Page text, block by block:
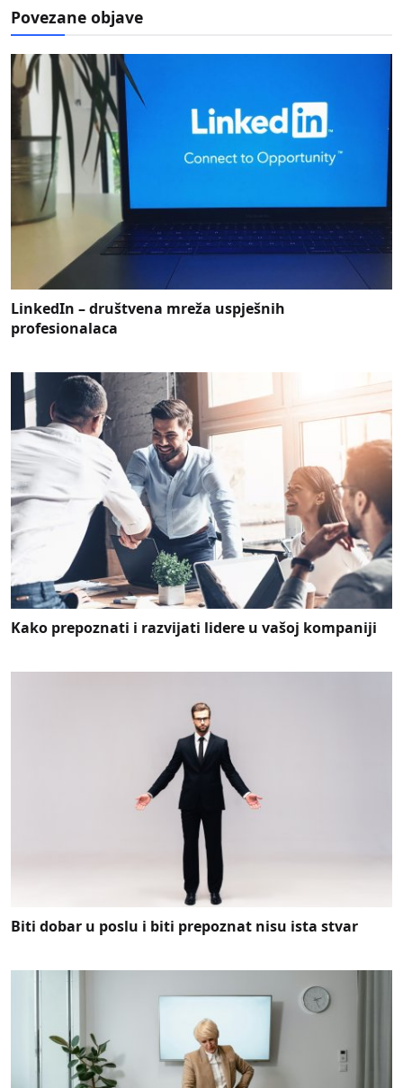
Povezane objave
LinkedIn – društvena mreža uspješnih
profesionalaca
Kako prepoznati i razvijati lidere u vašoj kompaniji
Biti dobar u poslu i biti prepoznat nisu ista stvar